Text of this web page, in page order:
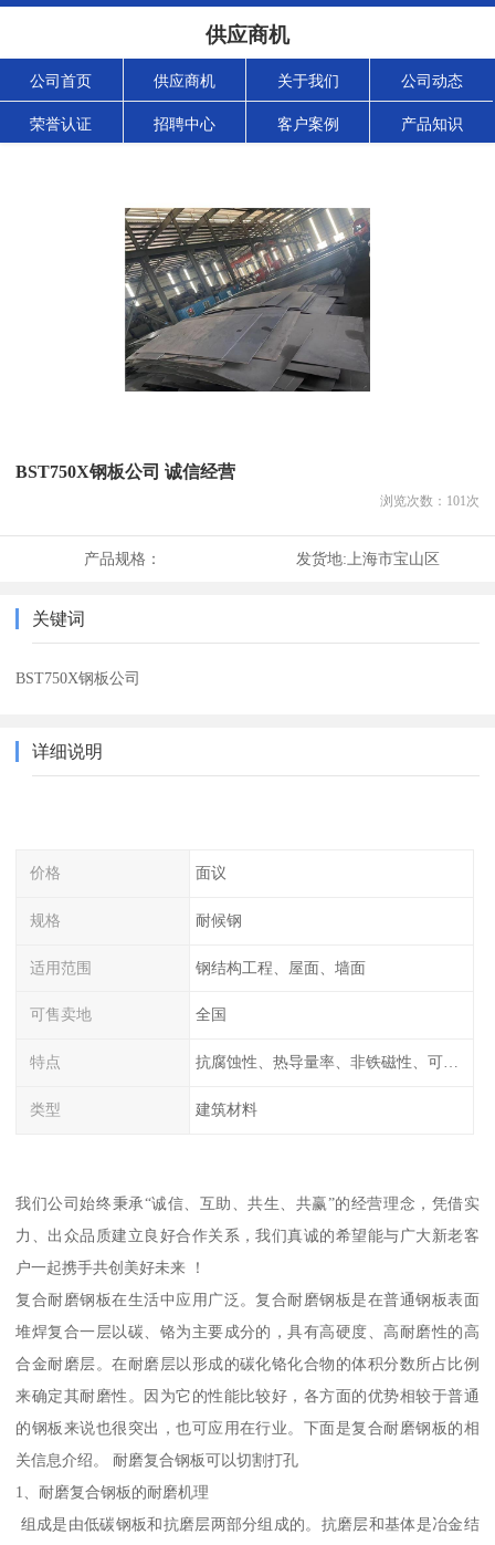
供应商机
公司首页 供应商机 关于我们 公司动态
荣誉认证 招聘中心 客户案例 产品知识
BST750X钢板公司 诚信经营
浏览次数： 101次
产品规格： 发货地: 上海市宝山区
关键词
BST750X钢板公司
详细说明
价格 面议
规格 耐候钢
适用范围 钢结构工程、屋面、墙面
可售卖地 全国
特点 抗腐蚀性、热导量率、非铁磁性、可加工性、可成形性、回收性
类型 建筑材料
我们公司始终秉承“诚信、互助、共生、共赢”的经营理念，凭借实
力、出众品质建立良好合作关系，我们真诚的希望能与广大新老客
户一起携手共创美好未来 ！
复合耐磨钢板在生活中应用广泛。复合耐磨钢板是在普通钢板表面
堆焊复合一层以碳、铬为主要成分的，具有高硬度、高耐磨性的高
合金耐磨层。在耐磨层以形成的碳化铬化合物的体积分数所占比例
来确定其耐磨性。因为它的性能比较好，各方面的优势相较于普通
的钢板来说也很突出，也可应用在行业。下面是复合耐磨钢板的相
关信息介绍。 耐磨复合钢板可以切割打孔
1、耐磨复合钢板的耐磨机理
组成是由低碳钢板和抗磨层两部分组成的。抗磨层和基体是冶金结